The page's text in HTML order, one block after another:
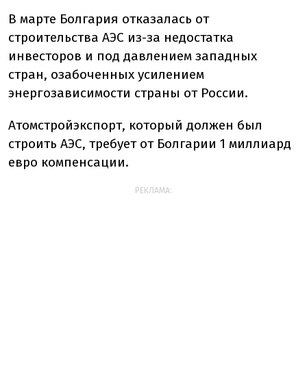
В марте Болгария отказалась от
строительства АЭС из-за недостатка
инвесторов и под давлением западных
стран, озабоченных усилением
энергозависимости страны от России.
Атомстройэкспорт, который должен был
строить АЭС, требует от Болгарии 1 миллиард
евро компенсации.
РЕКЛАМА: